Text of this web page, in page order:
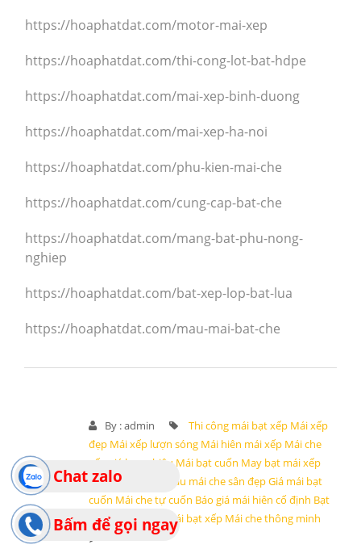
https://hoaphatdat.com/motor-mai-xep
https://hoaphatdat.com/thi-cong-lot-bat-hdpe
https://hoaphatdat.com/mai-xep-binh-duong
https://hoaphatdat.com/mai-xep-ha-noi
https://hoaphatdat.com/phu-kien-mai-che
https://hoaphatdat.com/cung-cap-bat-che
https://hoaphatdat.com/mang-bat-phu-nong-
nghiep
https://hoaphatdat.com/bat-xep-lop-bat-lua
https://hoaphatdat.com/mau-mai-bat-che
By :admin Thi công mái bạt xếp Mái xếp
đẹp Mái xếp lượn sóng Mái hiên mái xếp Mái che
xếp giá bao nhiêu Mái bạt cuốn May bạt mái xếp
Giá bạt mái che
Mẫu mái che sân đẹpGiá mái bạt
cuốn Mái che tự cuốn Báo giá mái hiên cố định Bạt
cuốn mái hiênmMái bạt xếp Mái che thông minh
Bấm để gọi ngay
Chat zalo